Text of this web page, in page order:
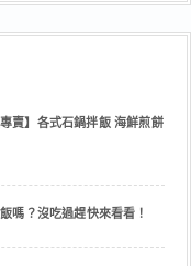
賣】各式石鍋拌飯 海鮮煎餅
嗎？沒吃過趕快來看看！